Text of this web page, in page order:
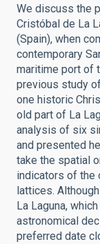
We discuss the
Cristóbal de La
(Spain), when
contemporary
maritime port of
previous study
one historic
old part of La
analysis of six
and presented
take the spatial
indicators of the
lattices.
La Laguna,
astronomical
preferred date